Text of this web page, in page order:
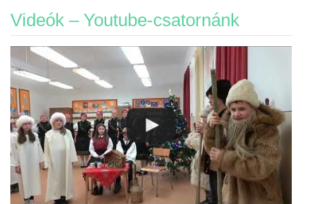
Videók – Youtube-csatornánk